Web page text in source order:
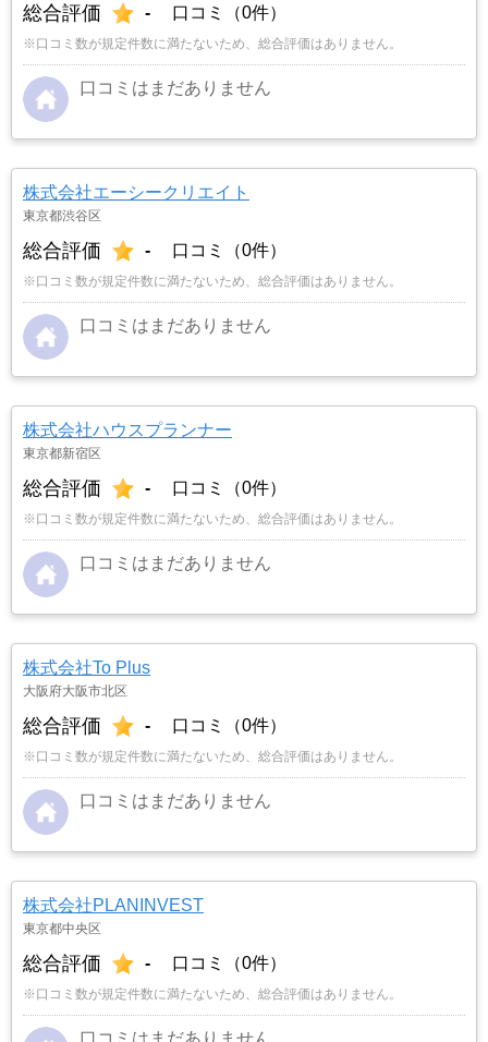
総合評価 - 口コミ（0件）
※口コミ数が規定件数に満たないため、総合評価はありません。
口コミはまだありません
株式会社エーシークリエイト
東京都渋谷区
総合評価 - 口コミ（0件）
※口コミ数が規定件数に満たないため、総合評価はありません。
口コミはまだありません
株式会社ハウスプランナー
東京都新宿区
総合評価 - 口コミ（0件）
※口コミ数が規定件数に満たないため、総合評価はありません。
口コミはまだありません
株式会社To Plus
大阪府大阪市北区
総合評価 - 口コミ（0件）
※口コミ数が規定件数に満たないため、総合評価はありません。
口コミはまだありません
株式会社PLANINVEST
東京都中央区
総合評価 - 口コミ（0件）
※口コミ数が規定件数に満たないため、総合評価はありません。
口コミはまだありません